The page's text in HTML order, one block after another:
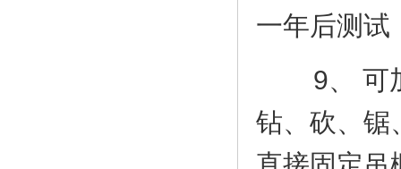
一年后测
9、 可加
钻、砍、锯